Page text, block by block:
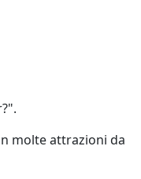
molte attrazioni da